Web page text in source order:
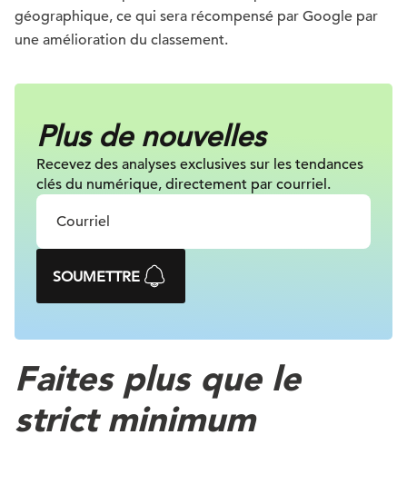
géographique, ce qui sera récompensé par Google par
une amélioration du classement.
Plus de nouvelles
Recevez des analyses exclusives sur les tendances
clés du numérique, directement par courriel.
SOUMETTRE
Faites plus que le
strict minimum